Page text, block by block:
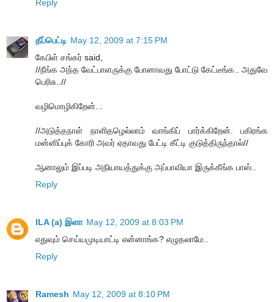
Reply
தீப்பெட்டி May 12, 2009 at 7:15 PM
கேபிள் சங்கர் said,
//நீங்க அந்த வேட்பாளருக்கு போனாவது போட்டு கேட்டீங்க.. அதுவே
பெரிசு..//
வழிமொழிகிறேன்...
//அடுத்தநாள் நாளிதழெல்லாம் வாங்கிப் பார்க்கிறேன். பகிரங்க
மன்னிப்புக் கோரி அவர் ஏதாவது பேட்டி கீட்டி குடுத்திருந்தால்//
ஆனாலும் இப்படி அநியாயத்துக்கு அப்பாவியா இருக்கீங்க பாஸ்..
Reply
ILA (a) இளா May 12, 2009 at 8:03 PM
எதுவும் செய்யமுடியாட்டி என்னாங்க? எழுதலாமே..
Reply
Ramesh May 12, 2009 at 8:10 PM